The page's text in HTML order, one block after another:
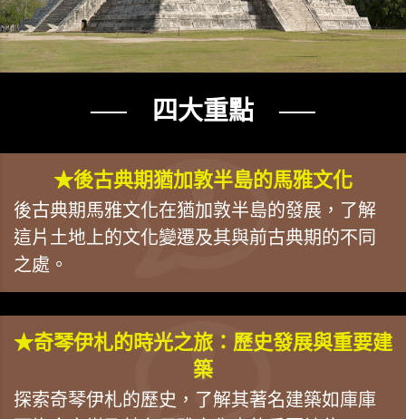
── 四大重點 ──
★後古典期猶加敦半島的馬雅文化
後古典期馬雅文化在猶加敦半島的發展，了解
這片土地上的文化變遷及其與前古典期的不同
之處。
★奇琴伊札的時光之旅：歷史發展與重要建
築
探索奇琴伊札的歷史，了解其著名建築如庫庫